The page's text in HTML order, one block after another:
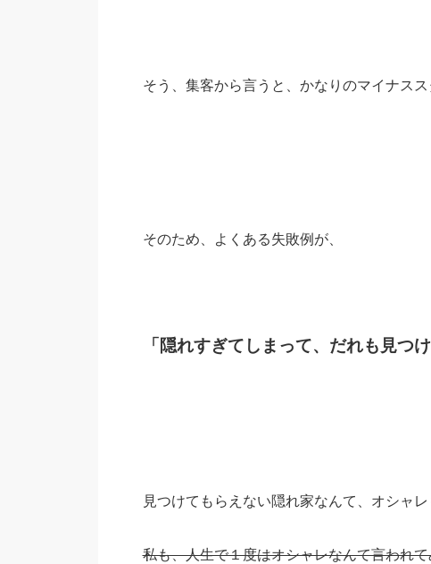
そう、集客から言うと、かなりのマイナスス
そのため、よくある失敗例が、
「隠れすぎてしまって、だれも見つ
見つけてもらえない隠れ家なんて、オシャ
私も、人生で１度はオシャレなんて言われ